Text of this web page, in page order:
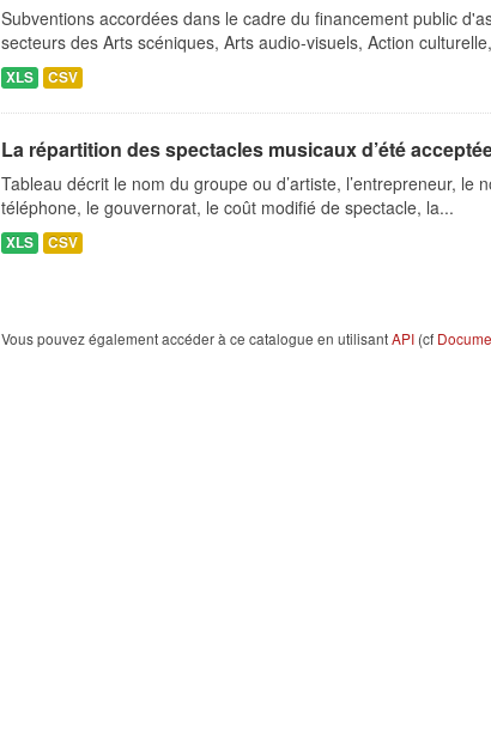
Subventions accordées dans le cadre du financement public
secteurs des Arts scéniques, Arts audio-visuels, Action
XLS CSV
La répartition des spectacles musicaux d’été
Tableau décrit le nom du groupe ou d’artiste, l’entrepreneur, le
téléphone, le gouvernorat, le coût modifié de spectacle, la...
XLS CSV
Vous pouvez également accéder à ce catalogue en utilisantAPI (cf